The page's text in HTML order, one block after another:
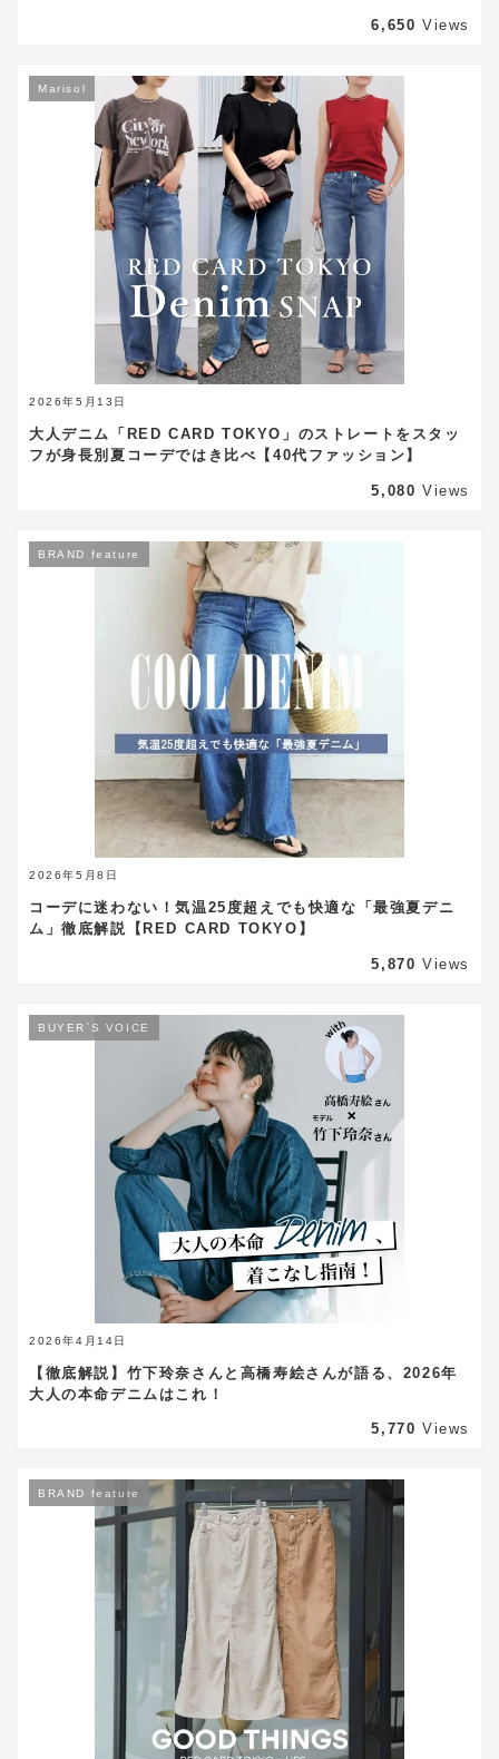
6,650 Views
2026年5月13日
Marisol
大人デニム「RED CARD TOKYO」のストレートをスタッ
フが身長別夏コーデではき比べ【40代ファッション】
5,080 Views
2026年5月8日
BRAND feature
コーデに迷わない！気温25度超えでも快適な「最強夏デニ
ム」徹底解説【RED CARD TOKYO】
5,870 Views
2026年4月14日
BUYER`S VOICE
【徹底解説】竹下玲奈さんと高橋寿絵さんが語る、2026年
大人の本命デニムはこれ！
5,770 Views
BRAND feature